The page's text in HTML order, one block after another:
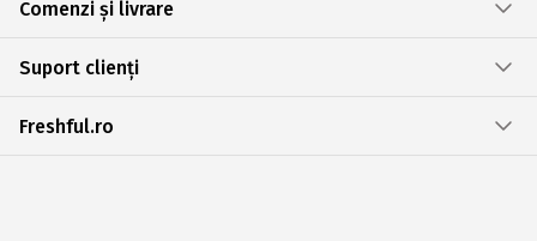
Comenzi și livrare
Suport clienți
Freshful.ro